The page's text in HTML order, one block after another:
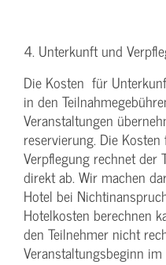
4. Unterkunft und
Die Kosten für
in den
Veranstaltungen
reservierung. Die
Verpflegung rechnet der
direkt ab. Wir machen
Hotel bei
Hotelkosten berechnen
den Teilnehmer nicht
Veranstaltungsbeginn